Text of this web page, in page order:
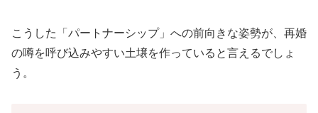
こうした「パートナーシップ」への前向きな姿勢が、再婚
の噂を呼び込みやすい土壌を作っていると言えるでしょ
う。